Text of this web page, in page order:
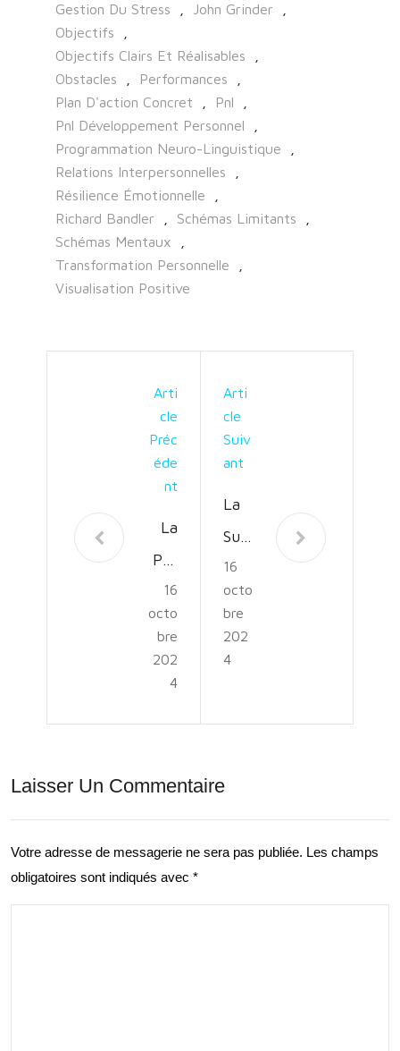
Gestion Du Stress
John Grinder
Objectifs
Objectifs Clairs Et Réalisables
Obstacles
Performances
Plan D'action Concret
Pnl
Pnl Développement Personnel
Programmation Neuro-Linguistique
Relations Interpersonnelles
Résilience Émotionnelle
Richard Bandler
Schémas Limitants
Schémas Mentaux
Transformation Personnelle
Visualisation Positive
Arti
Cle
Préc
Éde
Nt
La
Pas
sion
du
Spo
rt :
Un
er
de
Bie
n-
16
octo
bre
202
4
Arti
Cle
Suiv
Ant
La
Suis
se :
Terr
e
d’E
lenc
de
Div
ersi
16
octo
bre
202
4
Laisser Un Commentaire
Votre adresse de messagerie ne sera pas publiée. Les champs
obligatoires sont indiqués avec *